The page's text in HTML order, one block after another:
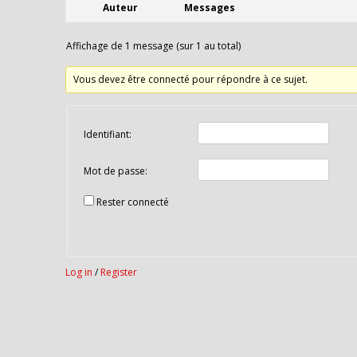
Auteur Messages
Affichage de 1 message (sur 1 au total)
Vous devez être connecté pour répondre à ce sujet.
Identifiant:
Mot de passe:
Rester connecté
Log in / Register